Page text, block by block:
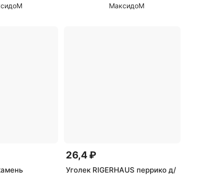
МаксидоМ
26,4 ₽
Уголек RIGERHAUS перрико д/